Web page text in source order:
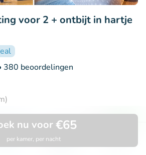
Boekingen
nu voor€65
per kamer, per nacht
voor 2 + ontbijt in hartje
380 beoordelingen
€168